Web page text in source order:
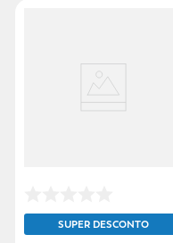
SUPER DESCONTO